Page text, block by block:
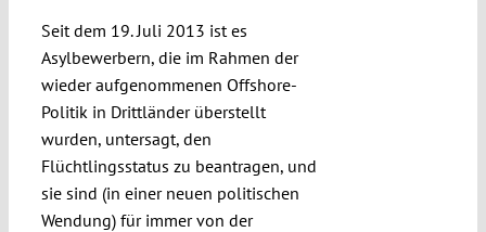
Seit dem 19. Juli 2013 ist es
Asylbewerbern, die im Rahmen der
wieder aufgenommenen Offshore-
Politik in Drittländer überstellt
wurden, untersagt, den
Flüchtlingsstatus zu beantragen, und
sie sind (in einer neuen politischen
Wendung) für immer von der